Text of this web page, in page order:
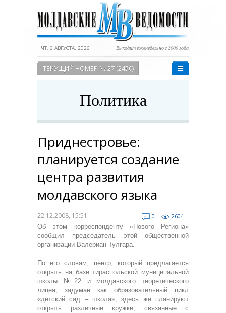
ЧТ, 6 АВГУСТА, 2026 Выходит еженедельно с 2000 года
ТЕКУЩИЙ НОМЕР № 27 (2450)
Политика
Приднестровье:
планируется создание
центра развития
молдавского языка
22.12.2008, 15:51 0
2604
Об этом корреспонденту «Нового Региона»
сообщил председатель этой общественной
организации Валериан Тулгара.
По его словам, центр, который предлагается
открыть на базе тираспольской муниципальной
школы №22 и молдавского теоретического
лицея, задуман как образовательный цикл
«детский сад – школа», здесь же планируют
открыть различные кружки, связанные с